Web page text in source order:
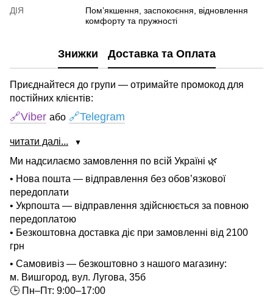
ДІЯ
Пом’якшення, заспокоєння, відновлення
комфорту та пружності
Знижки Доставка та Оплата
Приєднайтеся до групи — отримайте промокод для
постійних клієнтів:
🔗Viber або 🔗Telegram
читати далі... ▼
Ми надсилаємо замовлення по всій Україні 🌿
• Нова пошта — відправлення без обов’язкової
передоплати
• Укрпошта — відправлення здійснюється за повною
передоплатою
• Безкоштовна доставка діє при замовленні від 2100
грн
• Самовивіз — безкоштовно з нашого магазину:
м. Вишгород, вул. Лугова, 35б
🕒 Пн–Пт: 9:00–17:00